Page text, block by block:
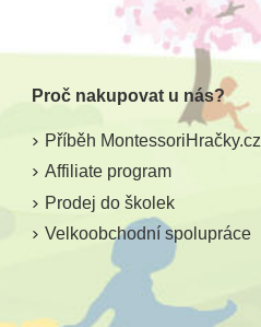
Proč nakupovat u nás?
Příběh MontessoriHračky.cz
Affiliate program
Prodej do školek
Velkoobchodní spolupráce